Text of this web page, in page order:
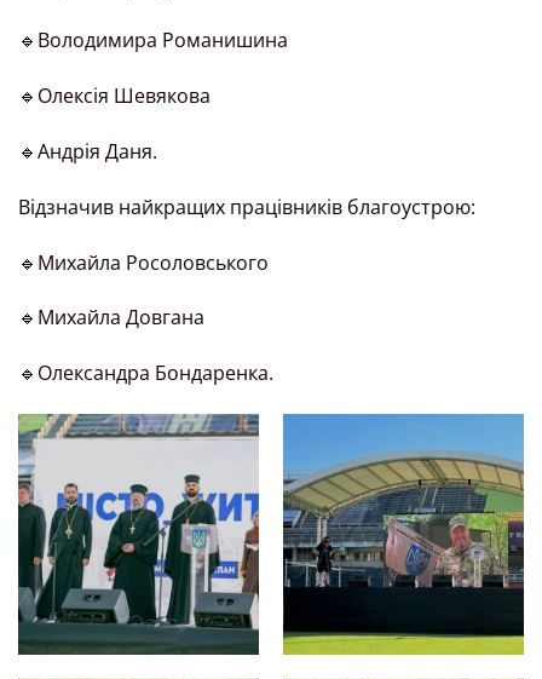
🔹Володимира Романишина
🔹Олексія Шевякова
🔹Андрія Даня.
Відзначив найкращих працівників благоустрою:
🔹Михайла Росоловського
🔹Михайла Довгана
🔹Олександра Бондаренка.